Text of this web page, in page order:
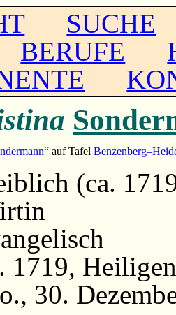
SUCHE
BERUFE
auf Tafel
(ca.
1719,
30.